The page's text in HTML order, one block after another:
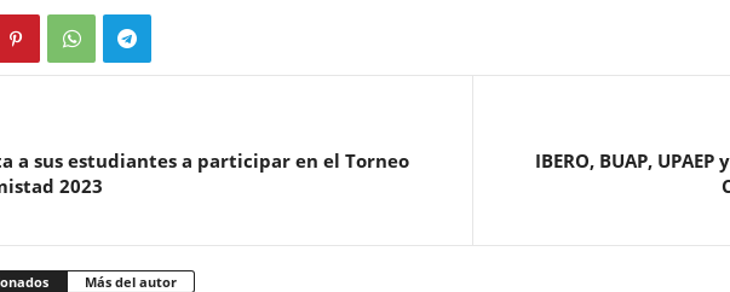
a sus estudiantes a participar en el Torneo
2023
IBERO, BUAP,
Más del autor